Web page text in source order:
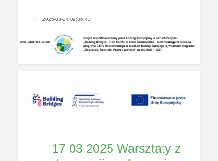
2025-03-24 09:36:43
17 03 2025 Warsztaty z